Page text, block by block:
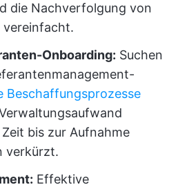
die Nachverfolgung von
vereinfacht.
Onboarding: Suchen
Beschaffungsprozesse
bis zur Aufnahme
verkürzt.
Effektive